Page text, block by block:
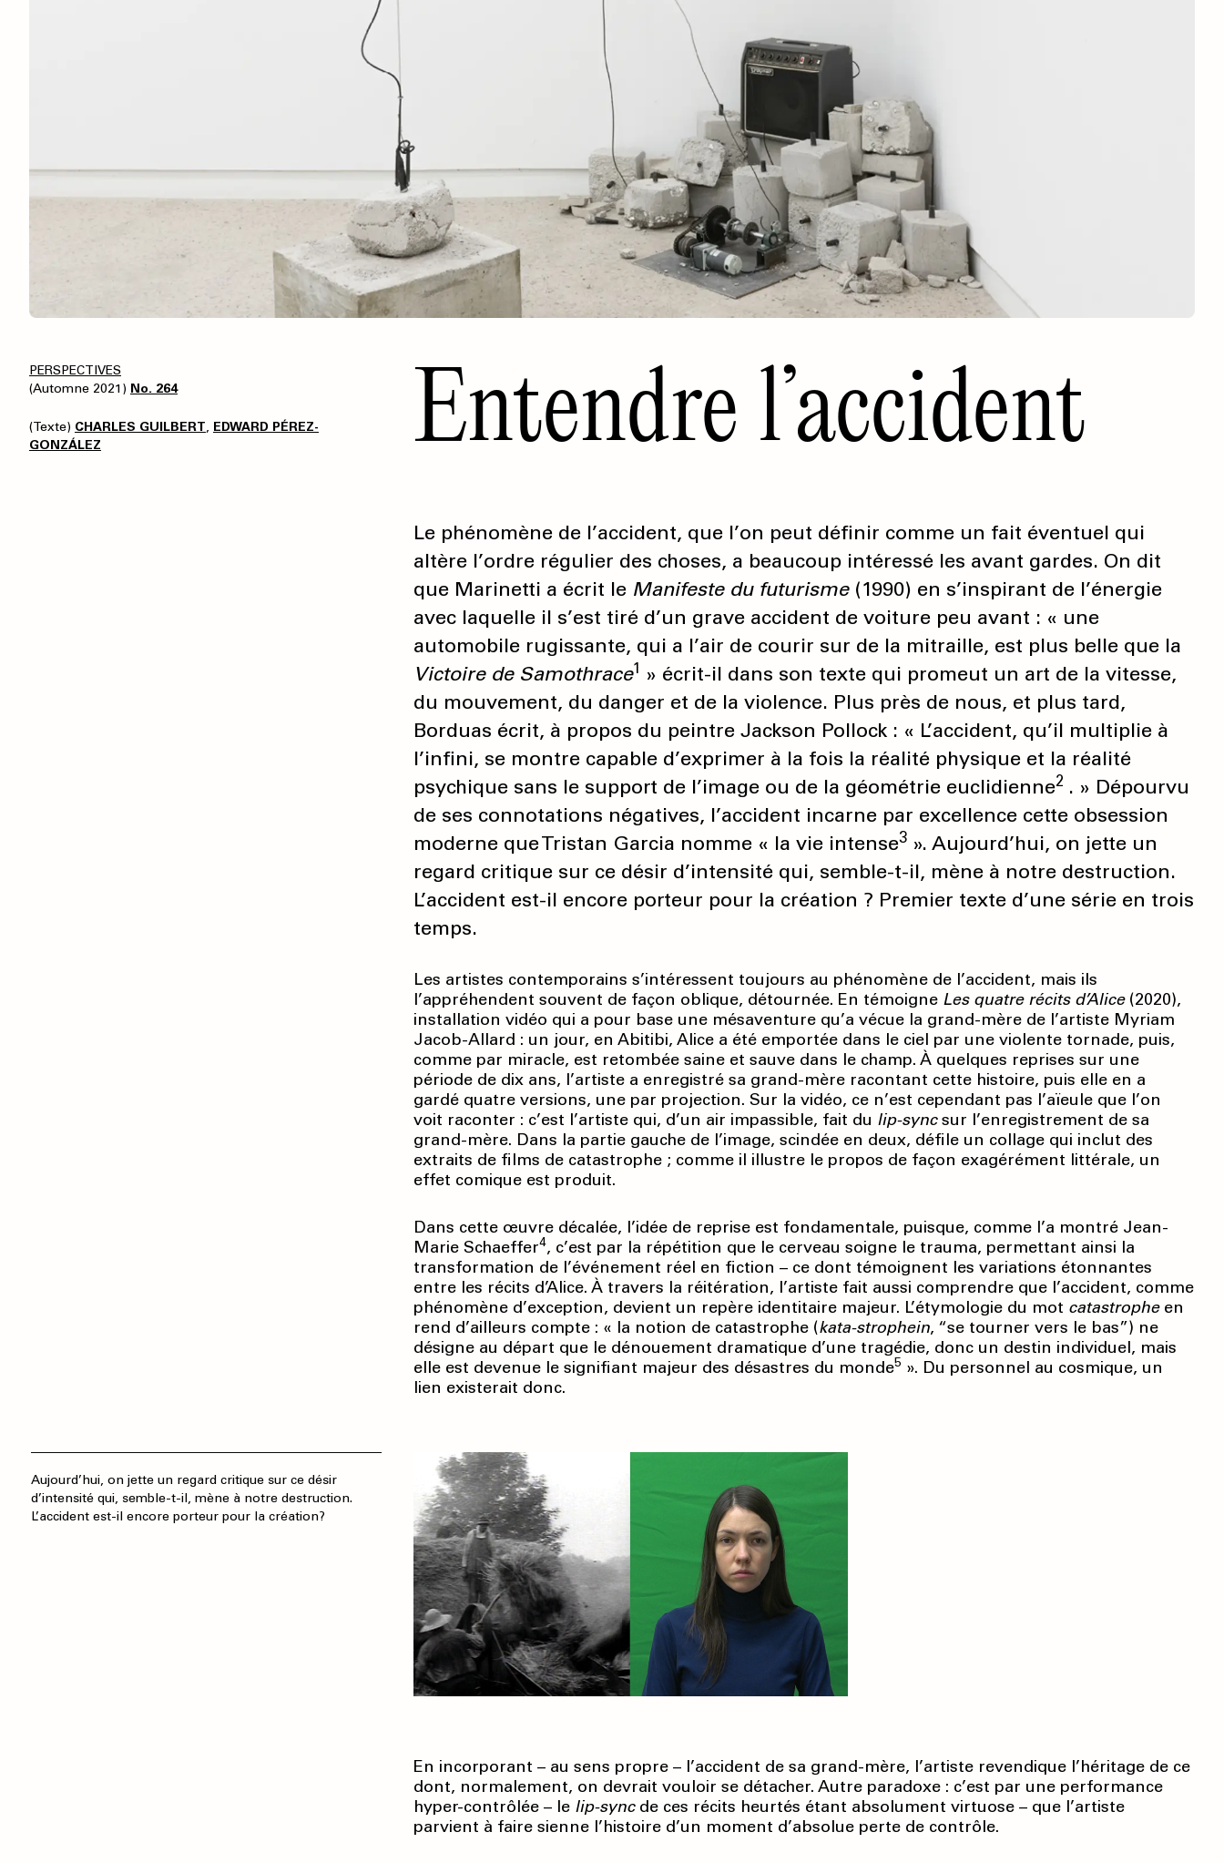
PERSPECTIVES
(Automne 2021) No. 264
(Texte) CHARLES GUILBERT, EDWARD PÉREZ-
GONZÁLEZ
Entendre l’accident
Le phénomène de l’accident, que l’on peut définir comme un fait éventuel qui
altère l’ordre régulier des choses, a beaucoup intéressé les avant gardes. On dit
que Marinetti a écrit le Manifeste du futurisme(1990) en s’inspirant de l’énergie
avec laquelle il s’est tiré d’un grave accident de voiture peu avant : « une
automobile rugissante, qui a l’air de courir sur de la mitraille, est plus belle que la
Victoire de Samothrace1 » écrit-il dans son texte qui promeut un art de la vitesse,
du mouvement, du danger et de la violence. Plus près de nous, et plus tard,
Borduas écrit, à propos du peintre Jackson Pollock : « L’accident, qu’il multiplie à
l’infini, se montre capable d’exprimer à la fois la réalité physique et la réalité
psychique sans le support de l’image ou de la géométrie euclidienne2 . » Dépourvu
de ses connotations négatives, l’accident incarne par excellence cette obsession
moderne que Tristan Garcia nomme « la vie intense3 ». Aujourd’hui, on jette un
regard critique sur ce désir d’intensité qui, semble-t-il, mène à notre destruction.
L’accident est-il encore porteur pour la création ? Premier texte d’une série en trois
temps.
Les artistes contemporains s’intéressent toujours au phénomène de l’accident, mais ils
l’appréhendent souvent de façon oblique, détournée. En témoigne Les quatre récits d’Alice(2020),
installation vidéo qui a pour base une mésaventure qu’a vécue la grand-mère de l’artiste Myriam
Jacob-Allard : un jour, en Abitibi, Alice a été emportée dans le ciel par une violente tornade, puis,
comme par miracle, est retombée saine et sauve dans le champ. À quelques reprises sur une
période de dix ans, l’artiste a enregistré sa grand-mère racontant cette histoire, puis elle en a
gardé quatre versions, une par projection. Sur la vidéo, ce n’est cependant pas l’aïeule que l’on
voit raconter : c’est l’artiste qui, d’un air impassible, fait du lip-syncsur l’enregistrement de sa
grand-mère. Dans la partie gauche de l’image, scindée en deux, défile un collage qui inclut des
extraits de films de catastrophe ; comme il illustre le propos de façon exagérément littérale, un
effet comique est produit.
Dans cette œuvre décalée, l’idée de reprise est fondamentale, puisque, comme l’a montré Jean-
Marie Schaeffer4, c’est par la répétition que le cerveau soigne le trauma, permettant ainsi la
transformation de l’événement réel en fiction – ce dont témoignent les variations étonnantes
entre les récits d’Alice. À travers la réitération, l’artiste fait aussi comprendre que l’accident, comme
phénomène d’exception, devient un repère identitaire majeur. L’étymologie du mot catastropheen
rend d’ailleurs compte : « la notion de catastrophe (kata-strophein, “se tourner vers le bas”) ne
désigne au départ que le dénouement dramatique d’une tragédie, donc un destin individuel, mais
elle est devenue le signifiant majeur des désastres du monde5 ». Du personnel au cosmique, un
lien existerait donc.
Aujourd’hui, on jette un regard critique sur ce désir
d’intensité qui, semble-t-il, mène à notre destruction.
L’accident est-il encore porteur pour la création?
En incorporant – au sens propre – l’accident de sa grand-mère, l’artiste revendique l’héritage de ce
dont, normalement, on devrait vouloir se détacher. Autre paradoxe : c’est par une performance
hyper-contrôlée – le lip-syncde ces récits heurtés étant absolument virtuose – que l’artiste
parvient à faire sienne l’histoire d’un moment d’absolue perte de contrôle.